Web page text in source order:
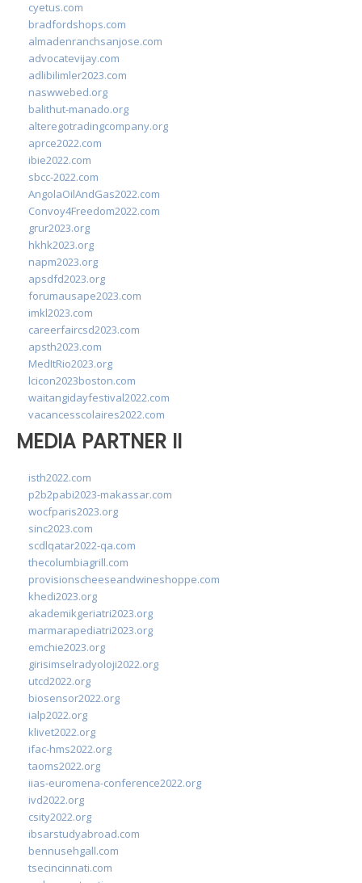
cyetus.com
bradfordshops.com
almadenranchsanjose.com
advocatevijay.com
adlibilimler2023.com
naswwebed.org
balithut-manado.org
alteregotradingcompany.org
aprce2022.com
ibie2022.com
sbcc-2022.com
AngolaOilAndGas2022.com
Convoy4Freedom2022.com
grur2023.org
hkhk2023.org
napm2023.org
apsdfd2023.org
forumausape2023.com
imkl2023.com
careerfaircsd2023.com
apsth2023.com
MedItRio2023.org
lcicon2023boston.com
waitangidayfestival2022.com
vacancesscolaires2022.com
MEDIA PARTNER II
isth2022.com
p2b2pabi2023-makassar.com
wocfparis2023.org
sinc2023.com
scdlqatar2022-qa.com
thecolumbiagrill.com
provisionscheeseandwineshoppe.com
khedi2023.org
akademikgeriatri2023.org
marmarapediatri2023.org
emchie2023.org
girisimselradyoloji2022.org
utcd2022.org
biosensor2022.org
ialp2022.org
klivet2022.org
ifac-hms2022.org
taoms2022.org
iias-euromena-conference2022.org
ivd2022.org
csity2022.org
ibsarstudyabroad.com
bennusehgall.com
tsecincinnati.com